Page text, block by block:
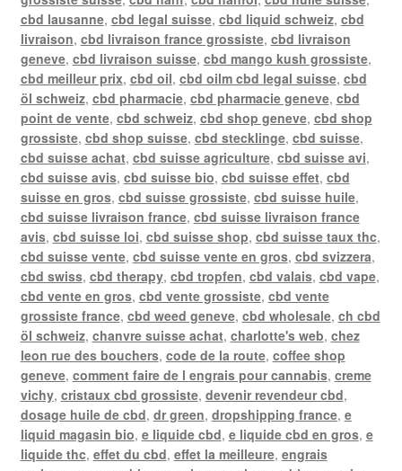
cbd lausanne, cbd legal suisse, cbd liquid schweiz, cbd
livraison, cbd livraison france grossiste, cbd livraison
geneve, cbd livraison suisse, cbd mango kush grossiste,
cbd meilleur prix, cbd oil, cbd oilm cbd legal suisse, cbd
öl schweiz, cbd pharmacie, cbd pharmacie geneve, cbd
point de vente, cbd schweiz, cbd shop geneve, cbd shop
grossiste, cbd shop suisse, cbd stecklinge, cbd suisse,
cbd suisse achat, cbd suisse agriculture, cbd suisse avi,
cbd suisse avis, cbd suisse bio, cbd suisse effet, cbd
suisse en gros, cbd suisse grossiste, cbd suisse huile,
cbd suisse livraison france, cbd suisse livraison france
avis, cbd suisse loi, cbd suisse shop, cbd suisse taux thc,
cbd suisse vente, cbd suisse vente en gros, cbd svizzera,
cbd swiss, cbd therapy, cbd tropfen, cbd valais, cbd vape,
cbd vente en gros, cbd vente grossiste, cbd vente
grossiste france, cbd weed geneve, cbd wholesale, ch cbd
öl schweiz, chanvre suisse achat, charlotte's web, chez
leon rue des bouchers, code de la route, coffee shop
geneve, comment faire de l engrais pour cannabis, creme
vichy, cristaux cbd grossiste, devenir revendeur cbd,
dosage huile de cbd, dr green, dropshipping france, e
liquid magasin bio, e liquide cbd, e liquide cbd en gros, e
liquide thc, effet du cbd, effet la meilleure, engrais